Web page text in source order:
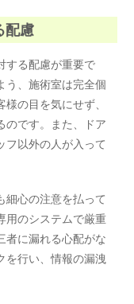
配慮
する配慮が重要で
う、施術室は完全個
の目を気にせず、
のです。また、ドア
フ以外の人が入って
細心の注意を払って
用のシステムで厳重
者に漏れる心配がな
を行い、情報の漏洩